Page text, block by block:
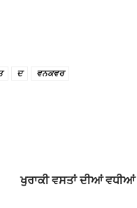
ਦ ਵਨਕਵਰ
ਖੁਰਾਕੀ ਵਸਤਾਂ ਦੀਆਂ ਵਧੀਆਂ